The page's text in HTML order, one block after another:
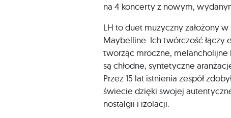
na 4 koncerty z nowym,
LH to duet muzyczny założony
Maybelline. Ich twórczość
tworząc mroczne, melancholijne
są chłodne, syntetyczne
Przez 15 lat istnienia zespół
świecie dzięki swojej
nostalgii i izolacji.